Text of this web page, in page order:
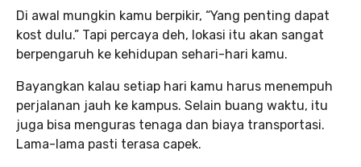
Di awal mungkin kamu berpikir, “Yang penting dapat
kost dulu.” Tapi percaya deh, lokasi itu akan sangat
berpengaruh ke kehidupan sehari-hari kamu.
Bayangkan kalau setiap hari kamu harus menempuh
perjalanan jauh ke kampus. Selain buang waktu, itu
juga bisa menguras tenaga dan biaya transportasi.
Lama-lama pasti terasa capek.